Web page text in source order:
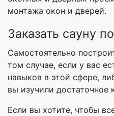
монтажа окон и дверей.
Заказать сауну
Самостоятельно
том случае, если у вас
навыков в этой сфере,
вы изучили достаточное
Если вы хотите, чтобы